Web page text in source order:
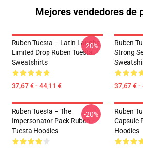
Mejores vendedores de
Ruben Tuesta – Latin Laughs
Limited Drop Ruben Tuesta
Sweatshirts
37,67 € - 44,11 €
-20%
Ruben
Strong
37,67 € -
Ruben Tuesta – The
Impersonator Pack Ruben
Tuesta Hoodies
-20%
Ruben
Capsule
Hoodies